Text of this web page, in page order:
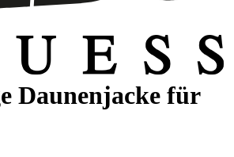
Daunenjacke für